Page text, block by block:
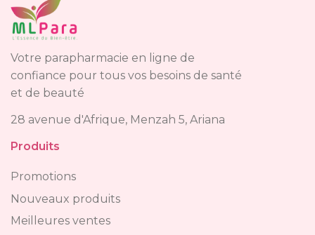
Votre parapharmacie en ligne de
confiance pour tous vos besoins de santé
et de beauté
28 avenue d'Afrique, Menzah 5, Ariana
Produits
Promotions
Nouveaux produits
Meilleures ventes